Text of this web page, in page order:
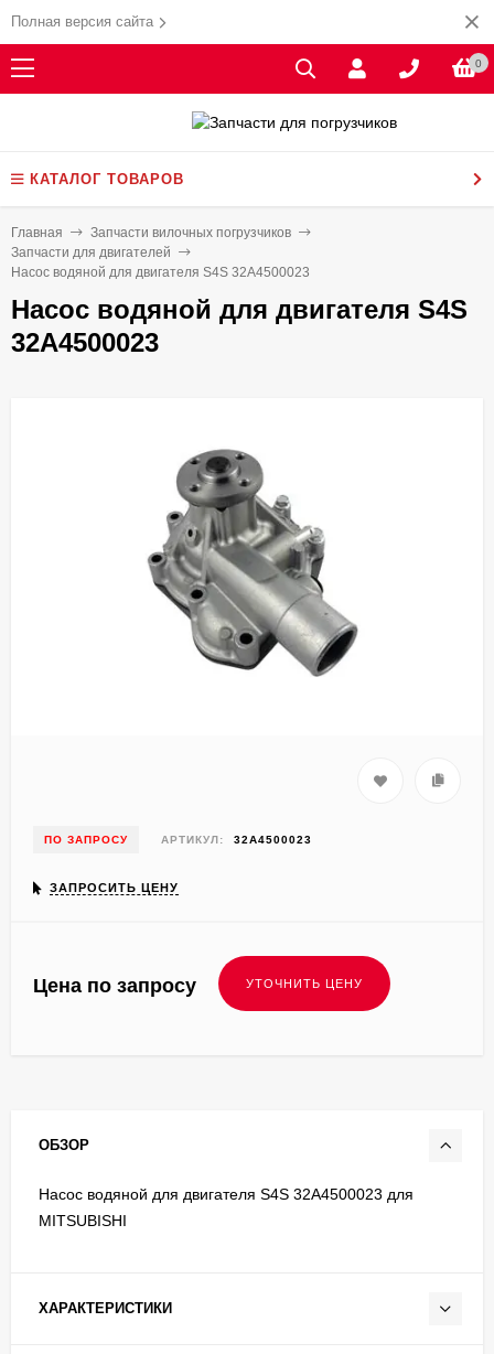
Полная версия сайта
0
КАТАЛОГ ТОВАРОВ
Главная
Запчасти вилочных погрузчиков
Запчасти для двигателей
Насос водяной для двигателя S4S 32A4500023
Насос водяной для двигателя S4S
32A4500023
ПО ЗАПРОСУ АРТИКУЛ: 32A4500023
ЗАПРОСИТЬ ЦЕНУ
Цена по запросу
ОБЗОР
Насос водяной для двигателя S4S 32A4500023 для
MITSUBISHI
ХАРАКТЕРИСТИКИ